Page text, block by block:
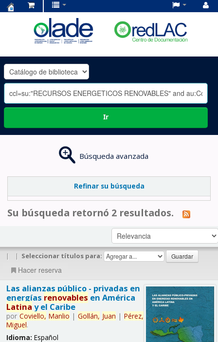
OLADE
-
Ir
Búsqueda avanzada
Refinar su búsqueda
Su búsqueda retornó 2 resultados.
| | Seleccionar títulos para:
Hacer reserva
Las alianzas público - privadas en
energías renovables en América
Latina y el Caribe
por Coviello, Manlio | Gollán, Juan | Pérez,
Miguel.
Idioma: Español